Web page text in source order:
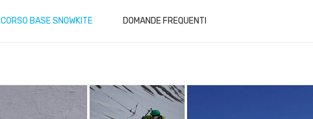
CORSO BASE SNOWKITE DOMANDE FREQUENTI